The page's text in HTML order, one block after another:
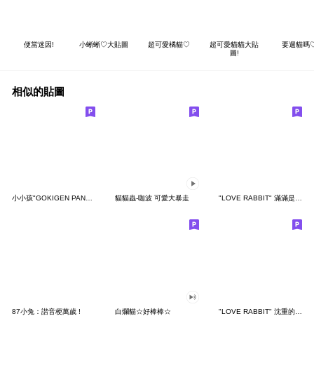
便當迷因! 小蜥蜥♡大貼圖 超可愛橘貓♡
超可愛貓貓大貼
圖!
要遛貓嗎
相似的貼圖
小小孩"GOKIGEN PANDA" 台灣版 貓貓蟲-咖波 可愛大暴走 "LOVE RABBIT" 滿滿是愛 台灣版
87小兔：諧音梗萬歲 ! 白爛貓☆好棒棒☆ "LOVE RABBIT" 沈重的愛 台灣版